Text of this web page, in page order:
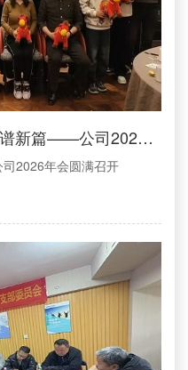
凝心聚力启新程*砥砺奋进谱新篇——公司2026年会圆满召开
2026年会圆满召开